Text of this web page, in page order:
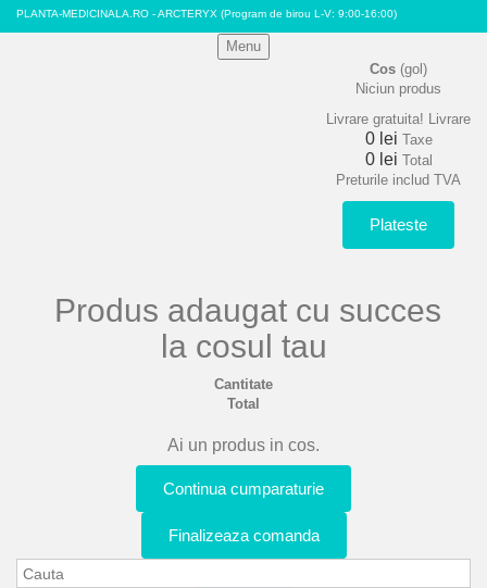
PLANTA-MEDICINALA.RO - ARCTERYX (Program de birou L-V: 9:00-16:00)
Menu
Cos (gol)
Niciun produs
Livrare gratuita! Livrare
0 lei Taxe
0 lei Total
Preturile includ TVA
Plateste
Produs adaugat cu succes
la cosul tau
Cantitate
Total
Ai un produs in cos.
Continua cumparaturie
Finalizeaza comanda